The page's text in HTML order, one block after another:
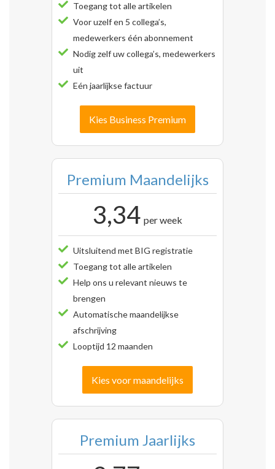
Toegang tot alle artikelen
Voor uzelf en 5 collega’s,
medewerkers één abonnement
Nodig zelf uw collega’s, medewerkers
uit
Eén jaarlijkse factuur
Kies Business Premium
Premium Maandelijks
3,34 per week
Uitsluitend met BIG registratie
Toegang tot alle artikelen
Help ons u relevant nieuws te
brengen
Automatische maandelijkse
afschrijving
Looptijd 12 maanden
Kies voor maandelijks
Premium Jaarlijks